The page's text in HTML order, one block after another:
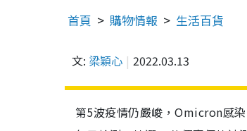
首頁 購物情報 生活百貨
文: 梁穎心 2022.03.13
第5波疫情仍嚴峻，Omicron感